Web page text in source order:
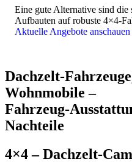
Reisepreise
lohnt sich!
Umgekehrt, falls Sie Ihre
selbst organisieren, spart
Ihnen nach einer Automiete
aktuelle Tipps und Infos zu
Unterkünften, Erlebnissen
Rechnen Sie für eine
organisierte Reise inklusive
Eine gute Alternative sind
Aufbauten auf robuste 4×4-
Aktuelle Angebote anschauen
Dachzelt-
Wohnmobile –
Fahrzeug-
Nachteile
4×4 – Dachzelt-